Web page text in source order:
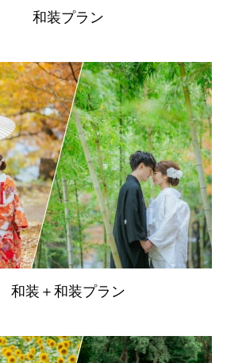
和装プラン
和装＋和装プラン